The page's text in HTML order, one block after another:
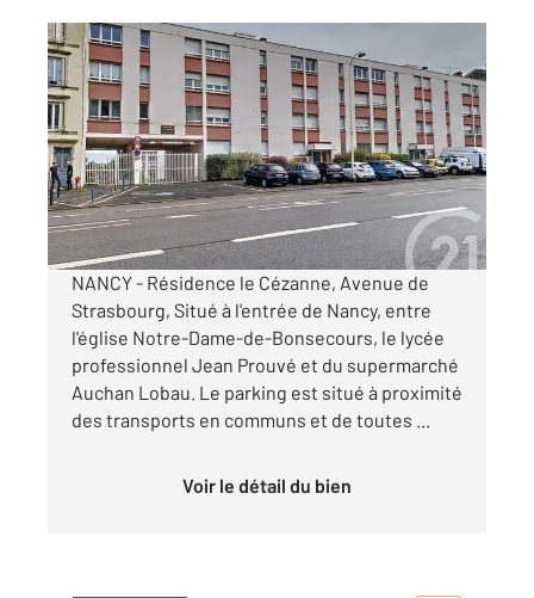
NANCY 54
12 m2
Ref : 121900
Parking à louer
60 €
par mois charges comprises
NANCY - Résidence le Cézanne, Avenue de
Strasbourg, Situé à l'entrée de Nancy, entre
l'église Notre-Dame-de-Bonsecours, le lycée
professionnel Jean Prouvé et du supermarché
Auchan Lobau. Le parking est situé à proximité
des transports en communs et de toutes ...
Voir le détail du bien